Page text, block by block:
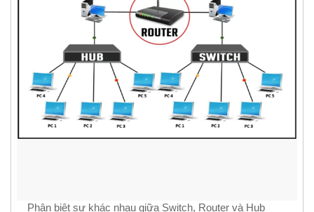
Phân biệt sự khác nhau giữa Switch, Router và Hub